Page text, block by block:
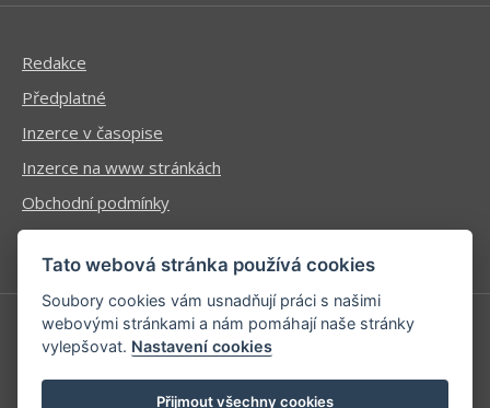
Redakce
Předplatné
Inzerce v časopise
Inzerce na www stránkách
Obchodní podmínky
Ochrana osobních údajů
Příhlášení | Registrace
Kontaktní informace
Tato webová stránka používá cookies
Soubory cookies vám usnadňují práci s našimi
webovými stránkami a nám pomáhají naše stránky
vylepšovat. Nastavení cookies
Přijmout všechny cookies